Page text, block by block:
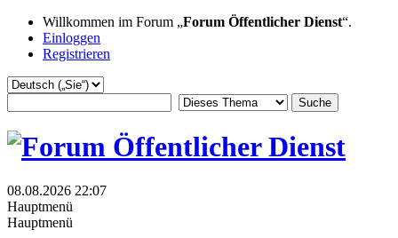
Willkommen im Forum „Forum Öffentlicher Dienst“.
Einloggen
Registrieren
08.08.2026 22:07
Hauptmenü
Hauptmenü